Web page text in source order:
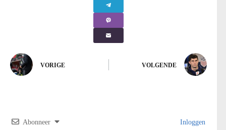
VORIGE VOLGENDE
Abonneer Inloggen